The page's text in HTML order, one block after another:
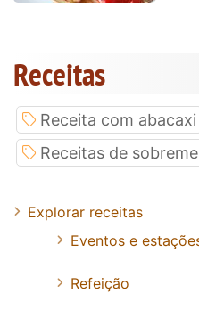
Receitas
Receita com abacaxi
Receitas de
Explorar receitas
Eventos e
Refeição